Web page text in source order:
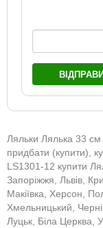
Ляльки Лялька 33 см
придбати (купити),
LS1301-12 купити
Запоріжжя, Львів,
Макіївка, Херсон,
Хмельницький,
Луцьк, Біла Церква,